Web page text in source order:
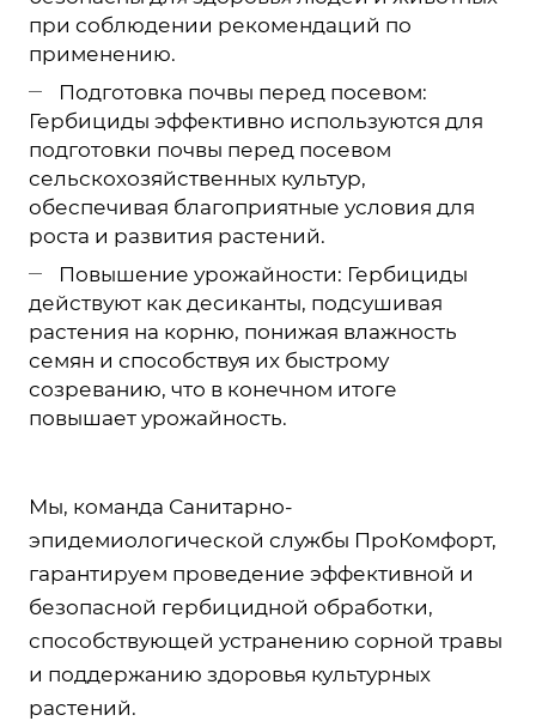
при соблюдении рекомендаций по
применению.
Подготовка почвы перед посевом:
Гербициды эффективно используются для
подготовки почвы перед посевом
сельскохозяйственных культур,
обеспечивая благоприятные условия для
роста и развития растений.
Повышение урожайности: Гербициды
действуют как десиканты, подсушивая
растения на корню, понижая влажность
семян и способствуя их быстрому
созреванию, что в конечном итоге
повышает урожайность.
Мы, команда Санитарно-
эпидемиологической службы ПроКомфорт,
гарантируем проведение эффективной и
безопасной гербицидной обработки,
способствующей устранению сорной травы
и поддержанию здоровья культурных
растений.